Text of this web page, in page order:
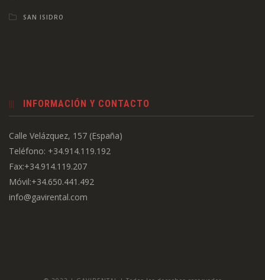
SAN ISIDRO
INFORMACIÓN Y CONTACTO
Calle Velázquez, 157 (España)
Teléfono: +34.914.119.192
Fax:+34.914.119.207
Móvil:+34.650.441.492
info@gavirental.com